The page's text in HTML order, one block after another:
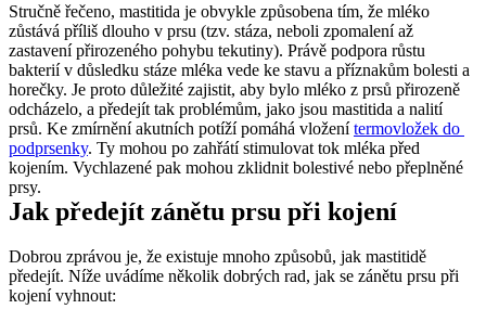
Stručně řečeno, mastitida je obvykle způsobena tím, že mléko
zůstává příliš dlouho v prsu (tzv. stáza, neboli zpomalení až
zastavení přirozeného pohybu tekutiny). Právě podpora růstu
bakterií v důsledku stáze mléka vede ke stavu a příznakům bolesti a
horečky. Je proto důležité zajistit, aby bylo mléko z prsů přirozeně
odcházelo, a předejít tak problémům, jako jsou mastitida a nalití
prsů. Ke zmírnění akutních potíží pomáhá vložení termovložek do
podprsenky. Ty mohou po zahřátí stimulovat tok mléka před
kojením. Vychlazené pak mohou zklidnit bolestivé nebo přeplněné
prsy.
Jak předejít zánětu prsu při kojení
Dobrou zprávou je, že existuje mnoho způsobů, jak mastitidě
předejít. Níže uvádíme několik dobrých rad, jak se zánětu prsu při
kojení vyhnout: